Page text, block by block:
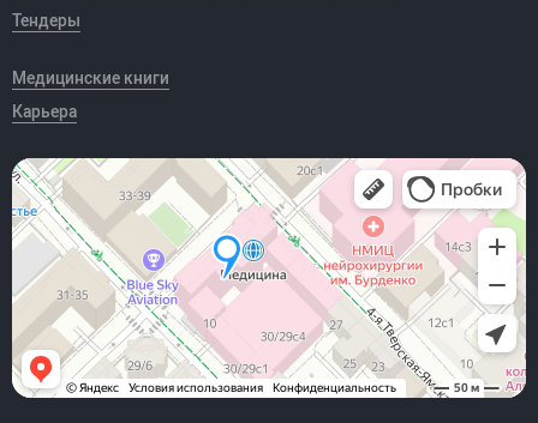
Тендеры
Медицинские книги
Карьера